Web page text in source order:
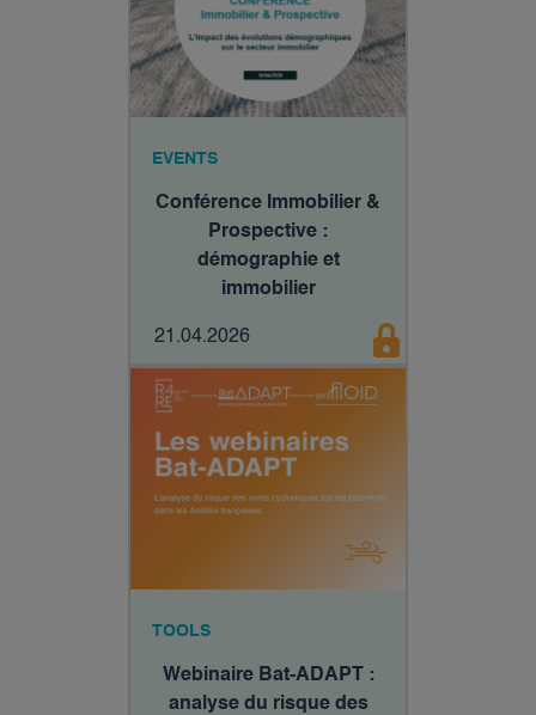
EVENTS
Conférence Immobilier &
Prospective :
démographie et
immobilier
21.04.2026
TOOLS
Webinaire Bat-ADAPT :
analyse du risque des